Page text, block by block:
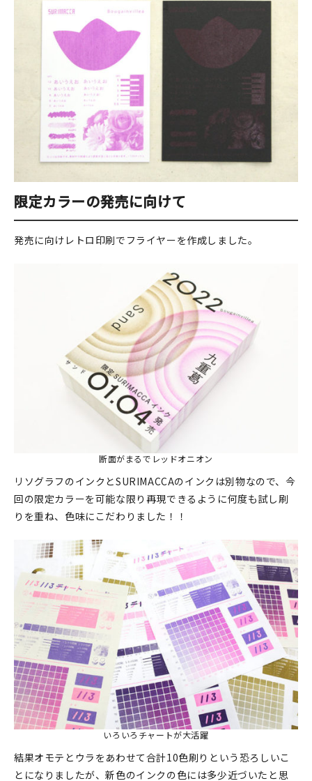
限定カラーの発売に向けて
発売に向けレトロ印刷でフライヤーを作成しました。
断面がまるでレッドオニオン
リソグラフのインクとSURIMACCAのインクは別物なので、今
回の限定カラーを可能な限り再現できるように何度も試し刷
りを重ね、色味にこだわりました！！
いろいろチャートが大活躍
結果オモテとウラをあわせて合計10色刷りという恐ろしいこ
とになりましたが、新色のインクの色には多少近づいたと思